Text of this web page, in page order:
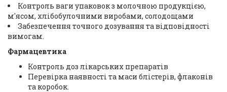
Контроль ваги упаковок з молочною продукцією,
м'ясом, хлібобулочними виробами, солодощами
Забезпечення точного дозування та відповідності
вимогам.
Фармацевтика
Контроль доз лікарських препаратів
Перевірка наявності та маси блістерів, флаконів
та коробок.